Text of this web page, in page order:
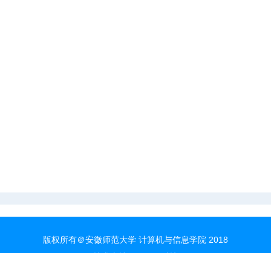
版权所有＠安徽师范大学 计算机与信息学院 2018